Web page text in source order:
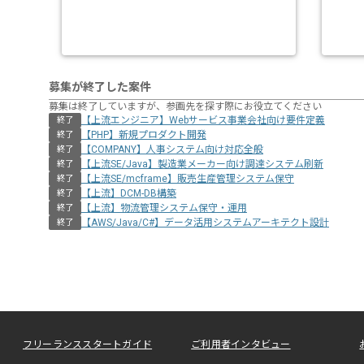
募集が終了した案件
募集は終了していますが、参画先を探す際にお役立てください
終了 【上流エンジニア】Webサービス事業会社向け要件定義
終了 【PHP】新規プロダクト開発
終了 【COMPANY】人事システム向け対応全般
終了 【上流SE/Java】製造業メーカー向け調達システム刷新
終了 【上流SE/mcframe】販売生産管理システム保守
終了 【上流】DCM-DB構築
終了 【上流】物流管理システム保守・運用
終了 【AWS/Java/C#】データ活用システムアーキテクト設計
フリーランススタートガイド ご利用者インタビュー